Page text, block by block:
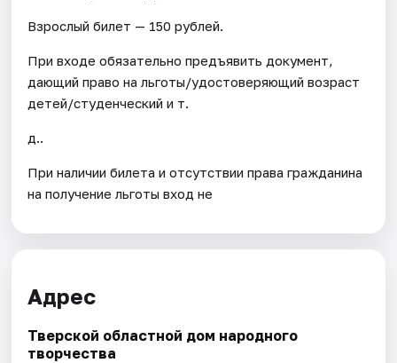
Взрослый билет — 150 рублей.
При входе обязательно предъявить документ,
дающий право на льготы/удостоверяющий возраст
детей/студенческий и т.
д..
При наличии билета и отсутствии права гражданина
на получение льготы вход не
Адрес
Тверской областной дом народного
творчества